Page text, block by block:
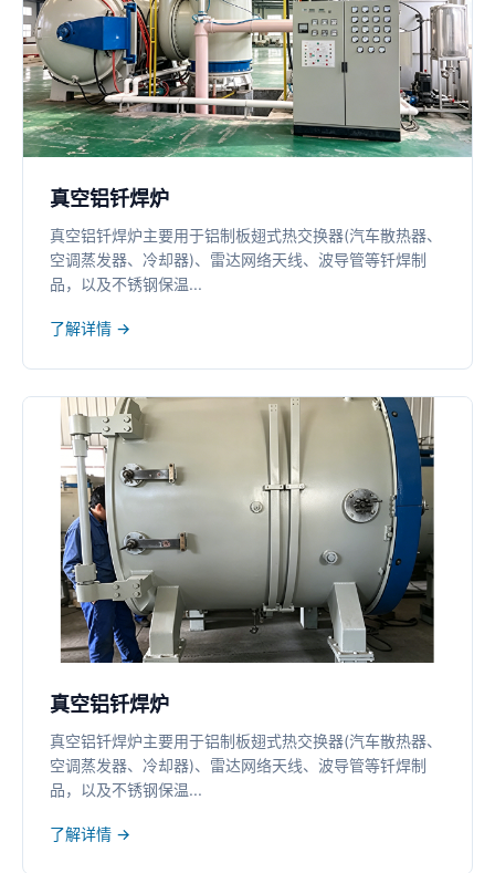
真空铝钎焊炉
真空铝钎焊炉主要用于铝制板翅式热交换器(汽车散热器、
空调蒸发器、冷却器)、雷达网络天线、波导管等钎焊制
品，以及不锈钢保温...
了解详情 →
真空铝钎焊炉
真空铝钎焊炉主要用于铝制板翅式热交换器(汽车散热器、
空调蒸发器、冷却器)、雷达网络天线、波导管等钎焊制
品，以及不锈钢保温...
了解详情 →